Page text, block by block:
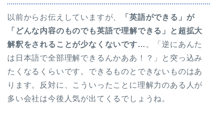
以前からお伝えしていますが、
「英語ができる」が
「どんな内容のものでも英語で理解できる」と超拡大
解釈をされることが少なくないです… 。「逆にあんた
は日本語で全部理解できるんかああ！？」と突っ込み
たくなるくらいです。できるものとできないものはあ
ります。反対に、こういったことに理解力のある人が
多い会社は今後人気が出てくるでしょうね。